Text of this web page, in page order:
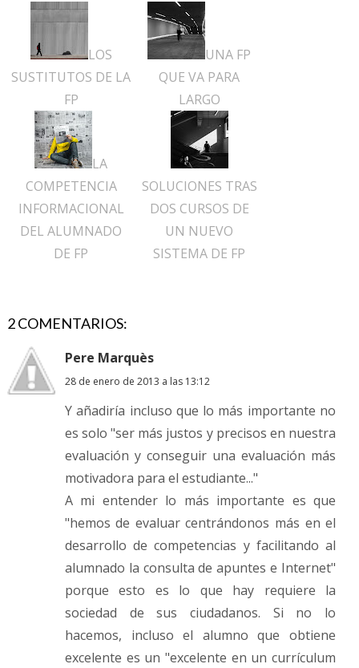
LOS
SUSTITUTOS DE LA
FP
UNA FP
QUE VA PARA
LARGO
LA
COMPETENCIA
INFORMACIONAL
DEL ALUMNADO
DE FP
SOLUCIONES TRAS
DOS CURSOS DE
UN NUEVO
SISTEMA DE FP
2 COMENTARIOS:
Pere Marquès
28 de enero de 2013 a las 13:12
Y añadiría incluso que lo más importante no
es solo "ser más justos y precisos en nuestra
evaluación y conseguir una evaluación más
motivadora para el estudiante..."
A mi entender lo más importante es que
"hemos de evaluar centrándonos más en el
desarrollo de competencias y facilitando al
alumnado la consulta de apuntes e Internet"
porque esto es lo que hay requiere la
sociedad de sus ciudadanos. Si no lo
hacemos, incluso el alumno que obtiene
excelente es un "excelente en un currículum